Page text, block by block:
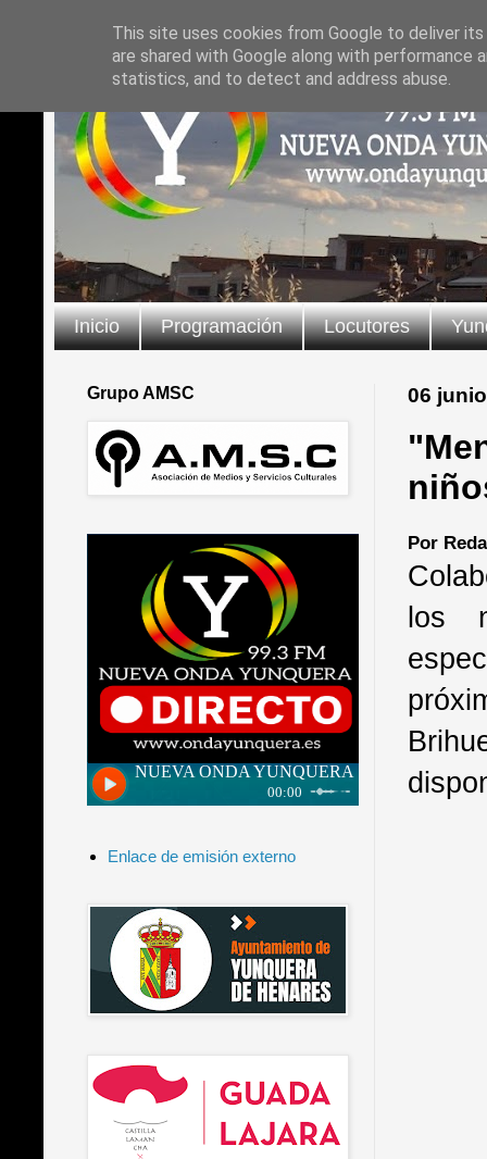
Inicio Programación Locutores
06
Por
los
Grupo AMSC
Enlace de emisión externo
This site uses cookies from Google to deliver
are shared with Google along with
statistics, and to detect and address abuse.